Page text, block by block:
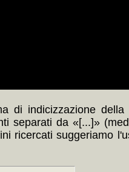
di indicizzazione della
separati da «[...]»
ricercati suggeriamo